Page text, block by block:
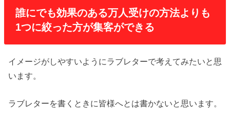
誰にでも効果のある万人受けの方法よりも
1つに絞った方が集客ができる
イメージがしやすいようにラブレターで考えてみたいと思
います。
ラブレターを書くときに皆様へとは書かないと思います。